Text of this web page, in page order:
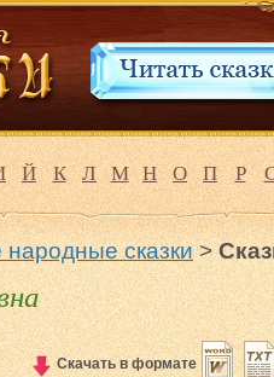
Й К Л М Н О П Р
народные сказки>
Скачать в формате